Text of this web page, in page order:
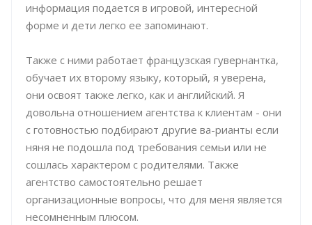
информация подается в игровой, интересной
форме и дети легко ее запоминают.
Также с ними работает французская гувернантка,
обучает их второму языку, который, я уверена,
они освоят также легко, как и английский. Я
довольна отношением агентства к клиентам - они
с готовностью подбирают другие ва-рианты если
няня не подошла под требования семьи или не
сошлась характером с родителями. Также
агентство самостоятельно решает
организационные вопросы, что для меня является
несомненным плюсом.